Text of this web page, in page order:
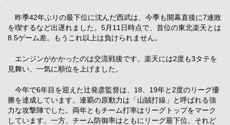
昨季42年ぶりの最下位に沈んだ西武は、今季も開幕直後に7連敗
を喫するなど出遅れました。5月11日時点で、首位の東北楽天とは
8.5ゲーム差。もうこれ以上は負けられません。
エンジンがかかったのは交流戦後です。楽天には2度も3タテを
見舞い、一気に順位を上げました。
今年で6年目を迎えた辻発彦監督は、18、19年と2度のリーグ優
勝を達成しています。連覇の原動力は「山賊打線」と呼ばれる強
力な攻撃陣でした。両年ともチーム打率はリーグトップをマーク
しています。一方、チーム防御率はともにリーグ最下位。それど